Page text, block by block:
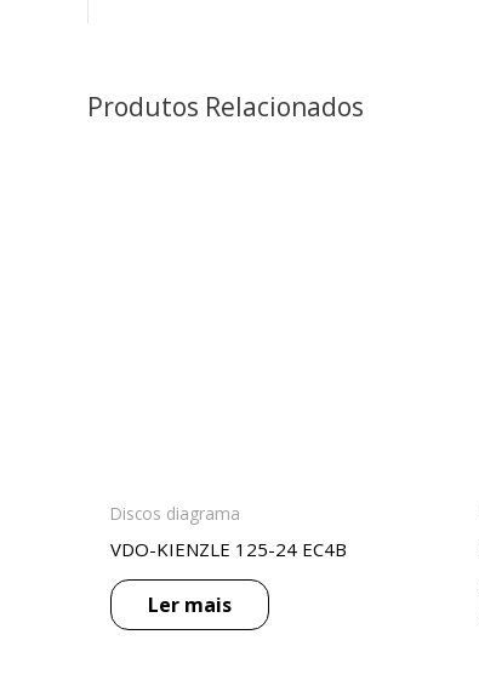
Produtos Relacionados
Discos diagrama
VDO-KIENZLE 125-24 EC4B
Ler mais